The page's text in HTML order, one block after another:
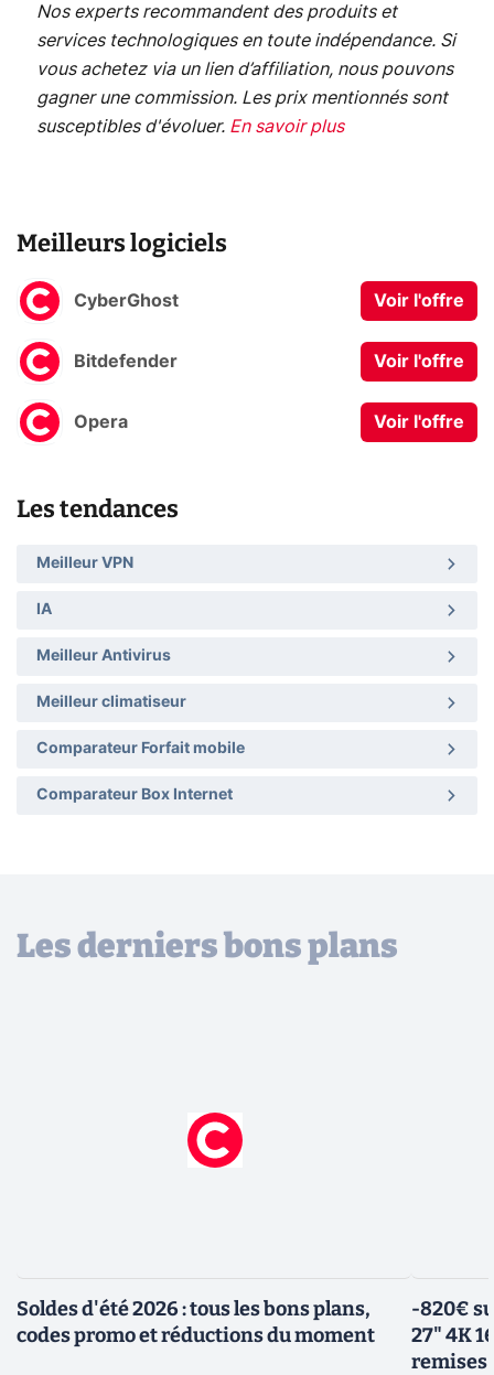
Nos experts recommandent des produits et
services technologiques en toute indépendance. Si
vous achetez via un lien d’affiliation, nous pouvons
gagner une commission. Les prix mentionnés sont
susceptibles d'évoluer. En savoir plus
Meilleurs logiciels
CyberGhost Voir l'offre
Bitdefender Voir l'offre
Opera Voir l'offre
Les tendances
Meilleur VPN
IA
Meilleur Antivirus
Meilleur climatiseur
Comparateur Forfait mobile
Comparateur Box Internet
Les derniers bons plans
Soldes d'été 2026 : tous les bons plans,
codes promo et réductions du moment
-820€
27" 4K
remises